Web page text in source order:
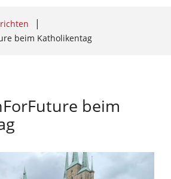
beim Katholikentag
beim